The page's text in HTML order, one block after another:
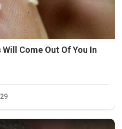
Come Out Of You In